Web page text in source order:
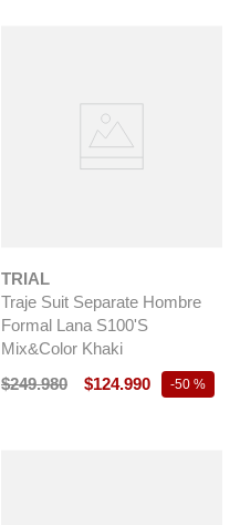
TRIAL
Traje Suit Separate Hombre
Formal Lana S100'S
Mix&Color Khaki
$249.980 $124.990 -50 %